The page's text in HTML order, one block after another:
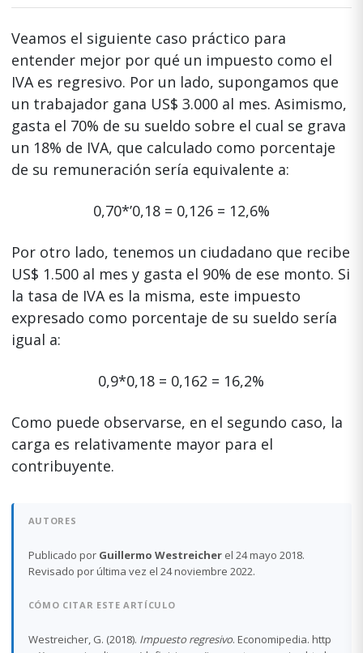
Veamos el siguiente caso práctico para
entender mejor por qué un impuesto como el
IVA es regresivo. Por un lado, supongamos que
un trabajador gana US$ 3.000 al mes. Asimismo,
gasta el 70% de su sueldo sobre el cual se grava
un 18% de IVA, que calculado como porcentaje
de su remuneración sería equivalente a:
0,70*’0,18 = 0,126 = 12,6%
Por otro lado, tenemos un ciudadano que recibe
US$ 1.500 al mes y gasta el 90% de ese monto. Si
la tasa de IVA es la misma, este impuesto
expresado como porcentaje de su sueldo sería
igual a:
0,9*0,18 = 0,162 = 16,2%
Como puede observarse, en el segundo caso, la
carga es relativamente mayor para el
contribuyente.
AUTORES
Publicado por Guillermo Westreicherel 24 mayo 2018.
Revisado por última vez el 24 noviembre 2022.
CÓMO CITAR ESTE ARTÍCULO
Westreicher, G. (2018). Impuesto regresivo. Economipedia. http